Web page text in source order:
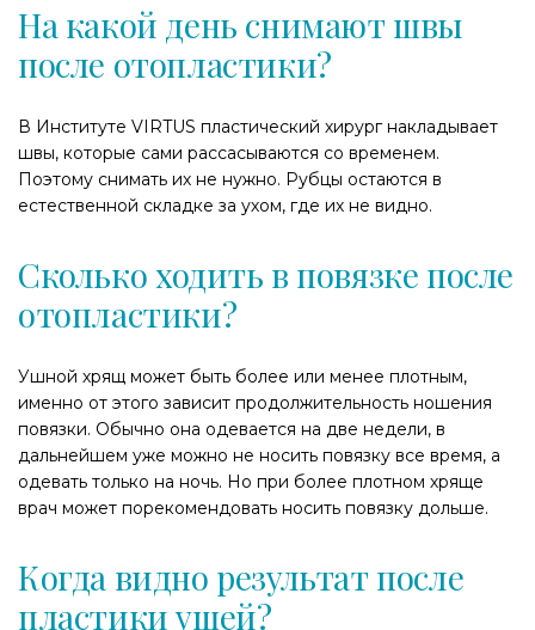
На какой день снимают швы
после отопластики?
В Институте VIRTUS пластический хирург накладывает
швы, которые сами рассасываются со временем.
Поэтому снимать их не нужно. Рубцы остаются в
естественной складке за ухом, где их не видно.
Сколько ходить в повязке после
отопластики?
Ушной хрящ может быть более или менее плотным,
именно от этого зависит продолжительность ношения
повязки. Обычно она одевается на две недели, в
дальнейшем уже можно не носить повязку все время, а
одевать только на ночь. Но при более плотном хряще
врач может порекомендовать носить повязку дольше.
Когда видно результат после
пластики ушей?